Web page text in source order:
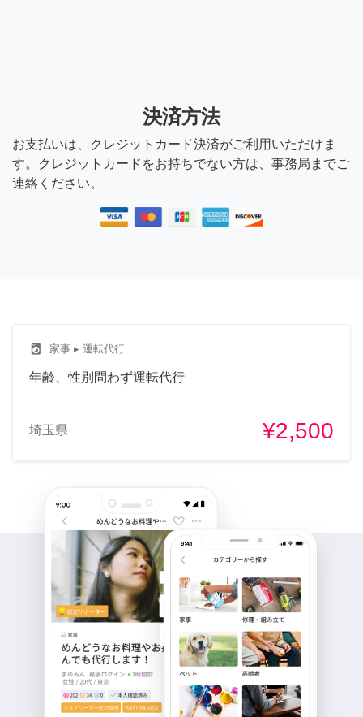
決済方法
お支払いは、クレジットカード決済がご利用いただけま
す。クレジットカードをお持ちでない方は、事務局までご
連絡ください。
local_laundry_service 家事 ▸ 運転代行
年齢、性別問わず運転代行
埼玉県 ¥2,500